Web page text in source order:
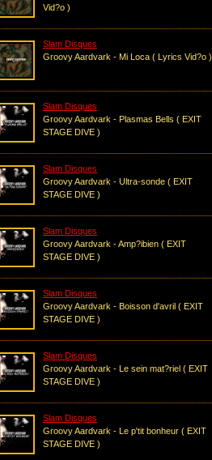
Vid?o )
Slam Disques
Groovy Aardvark - Mi Loca ( Lyrics Vid?o )
Slam Disques
Groovy Aardvark - Plasmas Bells ( EXIT
STAGE DIVE )
Slam Disques
Groovy Aardvark - Ultra-sonde ( EXIT
STAGE DIVE )
Slam Disques
Groovy Aardvark - Amp?ibien ( EXIT
STAGE DIVE )
Slam Disques
Groovy Aardvark - Boisson d'avril ( EXIT
STAGE DIVE )
Slam Disques
Groovy Aardvark - Le sein mat?riel ( EXIT
STAGE DIVE )
Slam Disques
Groovy Aardvark - Le p'tit bonheur ( EXIT
STAGE DIVE )